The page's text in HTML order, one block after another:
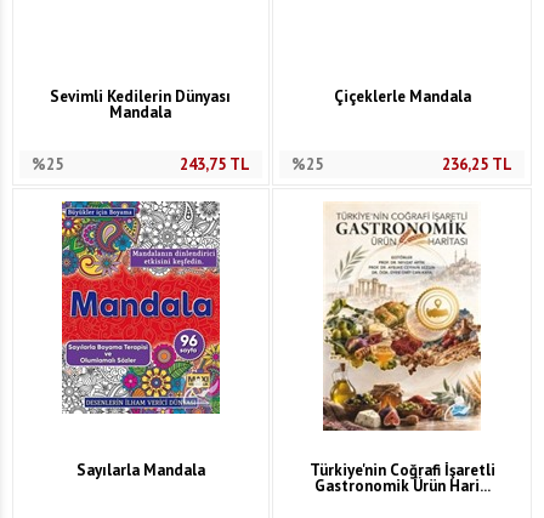
Sevimli Kedilerin Dünyası
Mandala
%25 243,75TL
Çiçeklerle Mandala
%25 236,25 TL
Sayılarla Mandala Türkiye'nin Coğrafi İşaretli
Gastronomik Ürün Hari...